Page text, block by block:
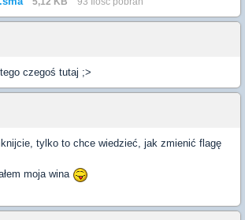
czegoś tutaj ;>
tylko to chce wiedzieć, jak zmienić flagę
moja wina